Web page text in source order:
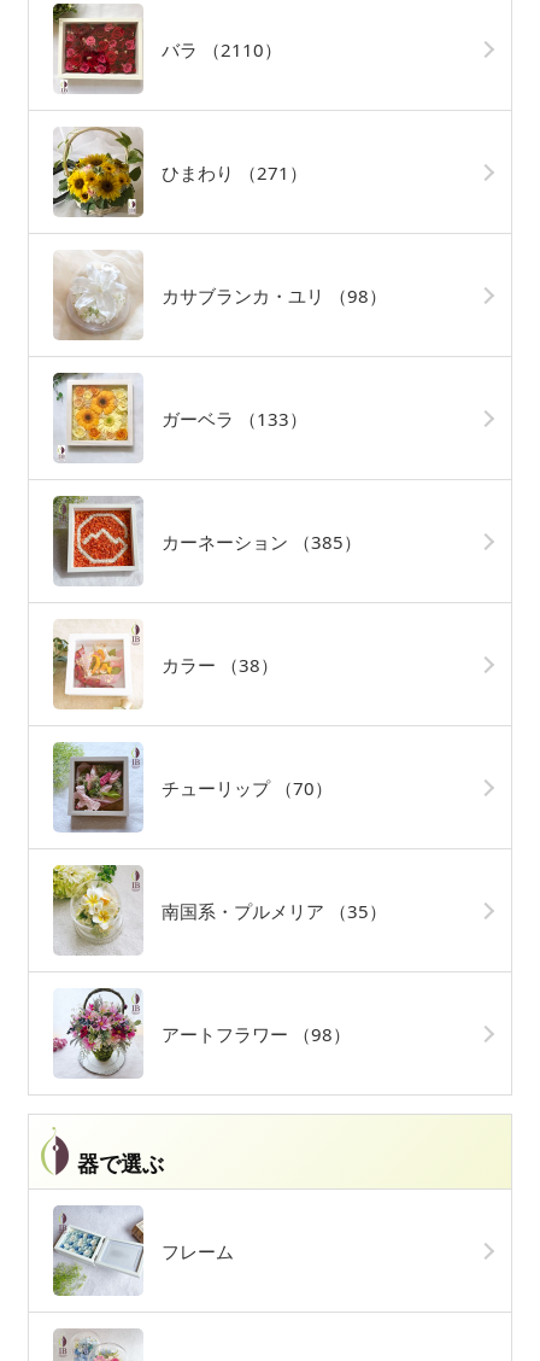
バラ （2110）
ひまわり （271）
カサブランカ・ユリ （98）
ガーベラ （133）
カーネーション （385）
カラー （38）
チューリップ （70）
南国系・プルメリア （35）
アートフラワー （98）
器で選ぶ
フレーム